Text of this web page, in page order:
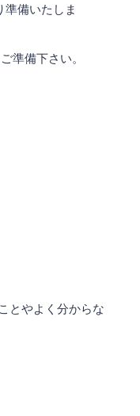
備いたしま
準備下さい。
やよく分からな